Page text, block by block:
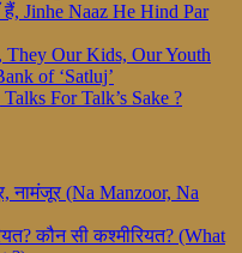
हैं, Jinhe Naaz He Hind Par
They Our Kids, Our Youth
of ‘Satluj’
Talks For Talk’s Sake ?
नामंजूर (Na Manzoor, Na
कौन सी कश्मीरियत? (What